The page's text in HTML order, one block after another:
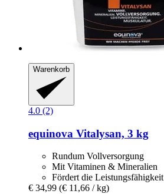
Warenkorb
4.0 (2)
equinova Vitalysan, 3 kg
Rundum Vollversorgung
Mit Vitaminen & Mineralien
Fördert die Leistungsfähigkeit
€ 34,99 (€ 11,66 / kg)